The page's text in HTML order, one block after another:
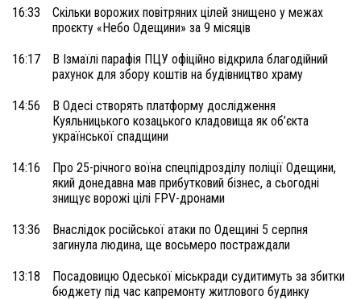
16:33
Скільки ворожих повітряних цілей знищено у межах
проєкту «Небо Одещини» за 9 місяців
16:17
В Ізмаїлі парафія ПЦУ офіційно відкрила благодійний
рахунок для збору коштів на будівництво храму
14:56
В Одесі створять платформу дослідження
Куяльницького козацького кладовища як об’єкта
української спадщини
14:16
Про 25-річного воїна спецпідрозділу поліції Одещини,
який донедавна мав прибутковий бізнес, а сьогодні
знищує ворожі цілі FPV-дронами
13:36
Внаслідок російської атаки по Одещині 5 серпня
загинула людина, ще восьмеро постраждали
13:18
Посадовицю Одеської міськради судитимуть за збитки
бюджету під час капремонту житлового будинку